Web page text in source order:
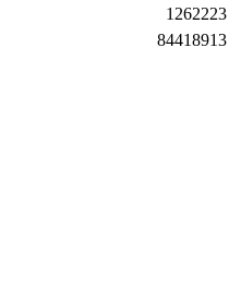
1262223
84418913